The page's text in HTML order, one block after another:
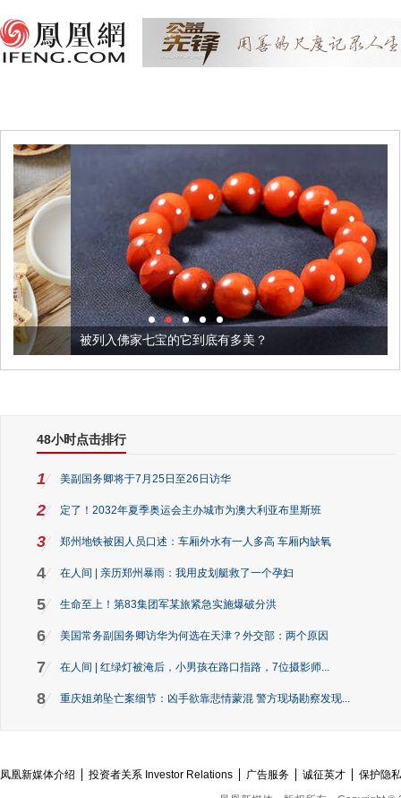
被列入佛家七宝的它到底有多美？
48小时点击排行
1 美副国务卿将于7月25日至26日访华
2 定了！2032年夏季奥运会主办城市为澳大利亚布里斯班
3 郑州地铁被困人员口述：车厢外水有一人多高 车厢内缺氧
4 在人间 | 亲历郑州暴雨：我用皮划艇救了一个孕妇
5 生命至上！第83集团军某旅紧急实施爆破分洪
6 美国常务副国务卿访华为何选在天津？外交部：两个原因
7 在人间 | 红绿灯被淹后，小男孩在路口指路，7位摄影师...
8 重庆姐弟坠亡案细节：凶手欲靠悲情蒙混 警方现场勘察发现...
凤凰新媒体介绍 投资者关系 Investor Relations 广告服务 诚征英才
保护隐